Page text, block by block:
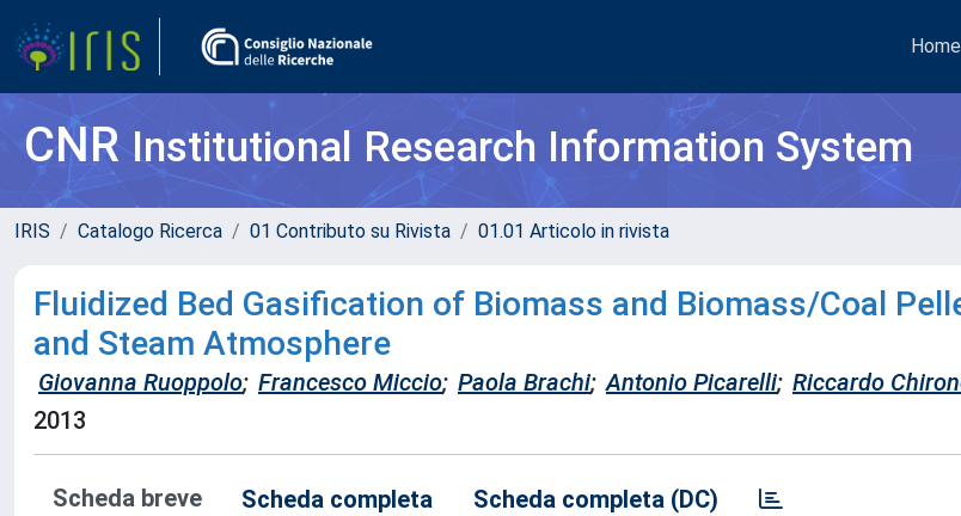
Home
CNRInstitutional Research Information System
IRIS Catalogo Ricerca 01 Contributo su Rivista 01.01 Articolo in rivista
Fluidized Bed Gasification of Biomass and Biomass/Coal
and Steam Atmosphere
Giovanna Ruoppolo; Francesco Miccio; Paola Brachi; Antonio Picarelli; Riccardo
2013
Scheda breve Scheda completa Scheda completa (DC)